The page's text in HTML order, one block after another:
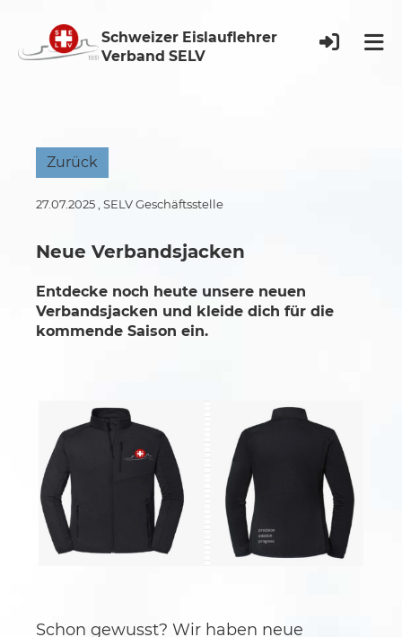
Schweizer Eislauflehrer
Verband SELV
Zurück
27.07.2025 , SELV Geschäftsstelle
Neue Verbandsjacken
Entdecke noch heute unsere neuen
Verbandsjacken und kleide dich für die
kommende Saison ein.
Schon gewusst? Wir haben neue